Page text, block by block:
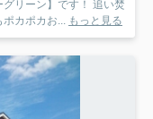
ン】です！ 追い焚
カポカお...
もっと見る